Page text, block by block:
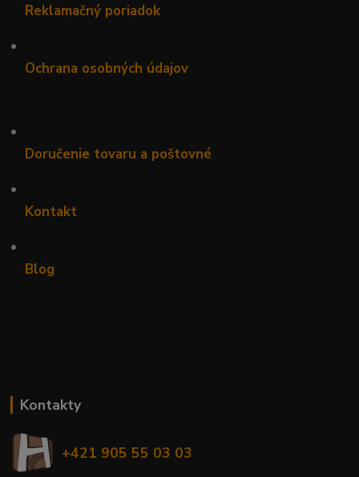
Reklamačný poriadok
•
Ochrana osobných údajov
•
Doručenie tovaru a poštovné
•
Kontakt
•
Blog
Kontakty
+421 905 55 03 03